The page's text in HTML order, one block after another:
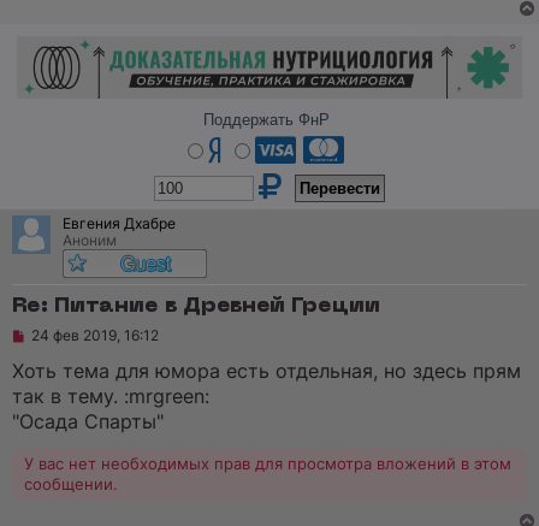
Поддержать ФнР
Евгения Дхабре
Аноним
Re: Питание в Древней Греции
Н
п
р
о
ч
и
а
н
24 фев 2019, 16:12
Хоть тема для юмора есть отдельная, но здесь прям
так в тему. :mrgreen:
"Осада Спарты"
У вас нет необходимых прав для просмотра вложений в этом
сообщении.